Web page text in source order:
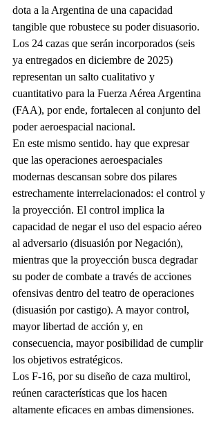
dota a la Argentina de una capacidad
tangible que robustece su poder disuasorio.
Los 24 cazas que serán incorporados (seis
ya entregados en diciembre de 2025)
representan un salto cualitativo y
cuantitativo para la Fuerza Aérea Argentina
(FAA), por ende, fortalecen al conjunto del
poder aeroespacial nacional.
En este mismo sentido. hay que expresar
que las operaciones aeroespaciales
modernas descansan sobre dos pilares
estrechamente interrelacionados: el control y
la proyección. El control implica la
capacidad de negar el uso del espacio aéreo
al adversario (disuasión por Negación),
mientras que la proyección busca degradar
su poder de combate a través de acciones
ofensivas dentro del teatro de operaciones
(disuasión por castigo). A mayor control,
mayor libertad de acción y, en
consecuencia, mayor posibilidad de cumplir
los objetivos estratégicos.
Los F-16, por su diseño de caza multirol,
reúnen características que los hacen
altamente eficaces en ambas dimensiones.